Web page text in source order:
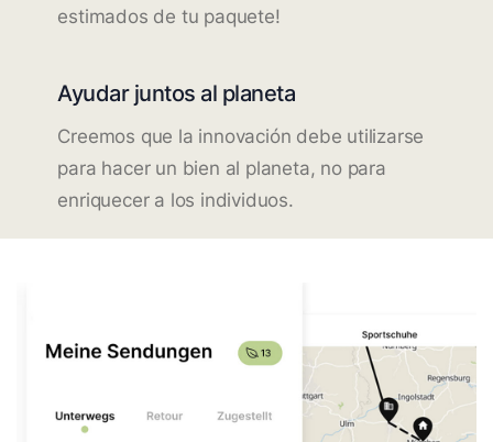
estimados de tu paquete!
Ayudar juntos al planeta
Creemos que la innovación debe utilizarse
para hacer un bien al planeta, no para
enriquecer a los individuos.